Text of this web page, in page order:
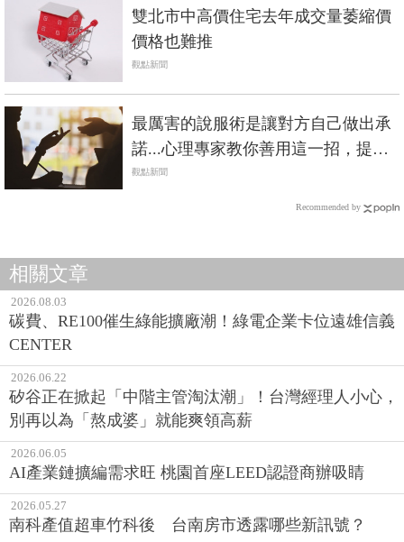
雙北市中高價住宅去年成交量萎縮價
價格也難推
觀點新聞
最厲害的說服術是讓對方自己做出承
諾...心理專家教你善用這一招，提升
談判成功機會
觀點新聞
Recommended by
相關文章
2026.08.03
碳費、RE100催生綠能擴廠潮！綠電企業卡位遠雄信義
CENTER
2026.06.22
矽谷正在掀起「中階主管淘汰潮」！台灣經理人小心，
別再以為「熬成婆」就能爽領高薪
2026.06.05
AI產業鏈擴編需求旺 桃園首座LEED認證商辦吸睛
2026.05.27
南科產值超車竹科後 台南房市透露哪些新訊號？